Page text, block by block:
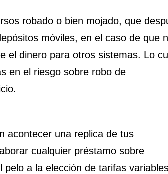
robado o bien mojado, que
móviles, en el caso de que
el dinero para otros sistemas. Lo
en el riesgo sobre robo de
acontecer una replica de tus
cualquier préstamo sobre
a la elección de tarifas